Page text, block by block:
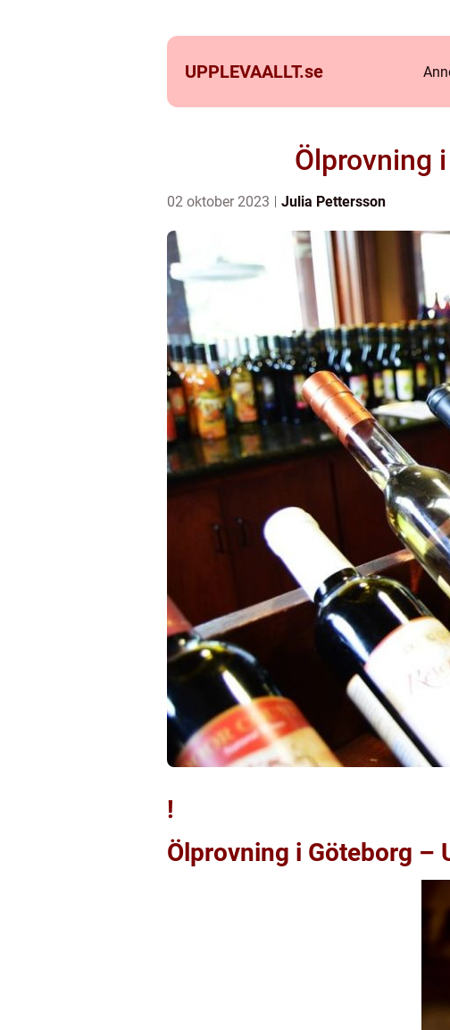
UPPLEVAALLT.se
Ölprovning
02 oktober 2023 Julia Pettersson
!
Ölprovning i Göteborg –